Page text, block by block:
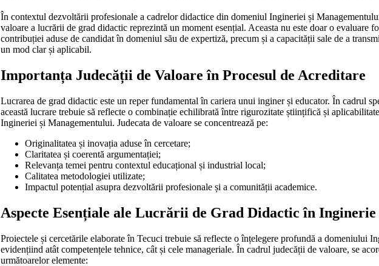
În contextul dezvoltării profesionale a cadrelor didactice din domeniul Ingineriei și
valoare a lucrării de grad didactic reprezintă un moment esențial. Aceasta nu este doar o evaluare
contribuției aduse de candidat în domeniul său de expertiză, precum și a capacității sale de a
un mod clar și aplicabil.
Importanța Judecății de Valoare în Procesul de Acreditare
Lucrarea de grad didactic este un reper fundamental în cariera unui inginer și educator. În cadrul
această lucrare trebuie să reflecte o combinație echilibrată între rigurozitate științifică și
Ingineriei și Managementului. Judecata de valoare se concentrează pe:
Originalitatea și inovația aduse în cercetare;
Claritatea și coerentă argumentației;
Relevanța temei pentru contextul educațional și industrial local;
Calitatea metodologiei utilizate;
Impactul potențial asupra dezvoltării profesionale și a comunității academice.
Aspecte Esențiale ale Lucrării de Grad Didactic în Inginerie
Proiectele și cercetările elaborate în Tecuci trebuie să reflecte o înțelegere profundă a domeniului
evidențiind atât competențele tehnice, cât și cele manageriale. În cadrul judecății de valoare, se
următoarelor elemente: